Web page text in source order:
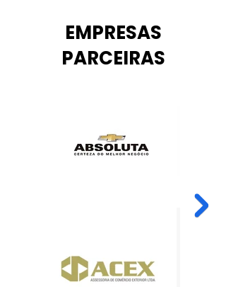
EMPRESAS
PARCEIRAS